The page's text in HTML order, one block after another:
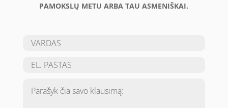
PAMOKSLŲ METU ARBA TAU ASMENIŠKAI.